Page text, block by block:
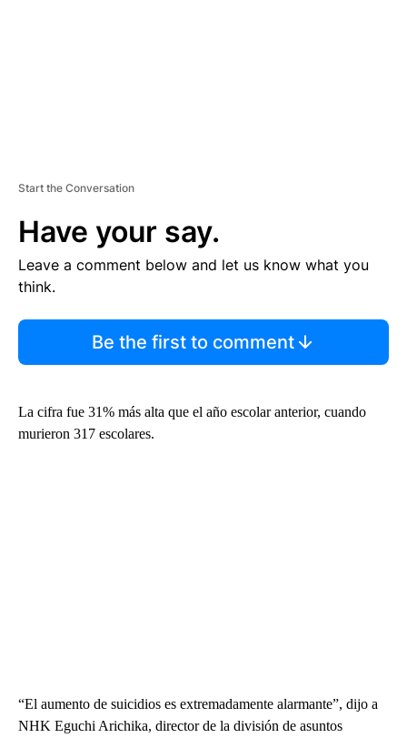
Start the Conversation
Have your say.
Leave a comment below and let us know what you
think.
Be the first to comment
La cifra fue 31% más alta que el año escolar anterior, cuando
murieron 317 escolares.
“El aumento de suicidios es extremadamente alarmante”, dijo a
NHK Eguchi Arichika, director de la división de asuntos